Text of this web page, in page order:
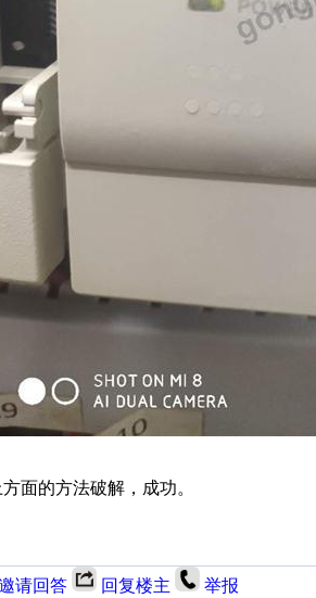
面的方法破解，成功。
请回答 回复楼主 举报